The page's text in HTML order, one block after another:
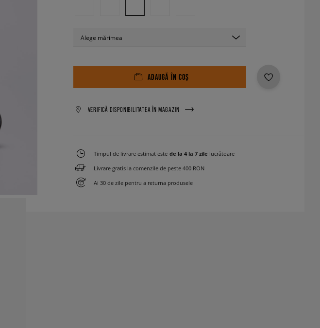
Alege mărimea
ADAUGĂ ÎN COȘ
VERIFICĂ DISPONIBILITATEA ÎN MAGAZIN
Timpul de livrare estimat este de la 4 la 7 zile lucrătoare
Livrare gratis la comenzile de peste 400 RON
Ai 30 de zile pentru a returna produsele